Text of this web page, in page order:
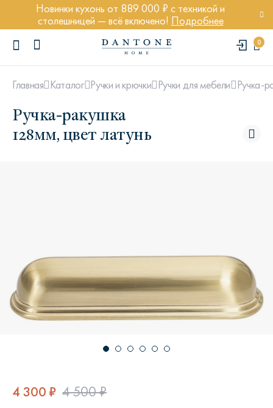
Новинки кухонь от 889 000 ₽ с техникой и
столешницей — всё включено! Подробнее
0
Главная Каталог Ручки и крючки Ручки для мебели Ручка-
Ручка-ракушка
128мм, цвет латунь
4 300 ₽ 4 500 ₽